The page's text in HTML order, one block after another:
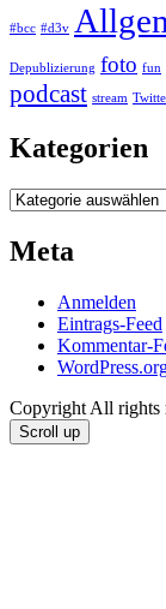
#bcc #d3v
Depublizierung foto fun
podcast stream
Kategorien
Kategorien
Meta
Anmelden
Eintrags-Feed
Kommentar-
Copyright All rights
Scroll up